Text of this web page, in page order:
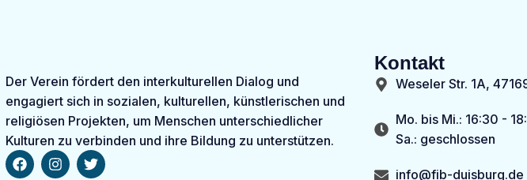
Der Verein fördert den interkulturellen Dialog und
engagiert sich in sozialen, kulturellen, künstlerischen und
religiösen Projekten, um Menschen unterschiedlicher
Kulturen zu verbinden und ihre Bildung zu unterstützen.
Kontakt
Weseler Str. 1A,
Mo. bis Mi.: 16:30 -
Sa.: geschlossen
info@fib-duisburg.de